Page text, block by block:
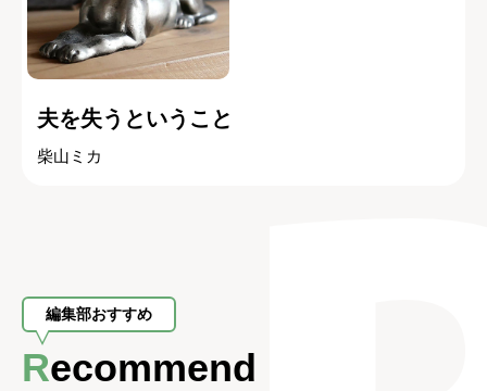
夫を失うということ
柴山ミカ
編集部おすすめ
Recommend